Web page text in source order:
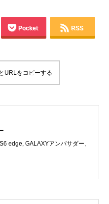
Pocket RSS
URLをコピーする
edge, GALAXYアンバサダー,